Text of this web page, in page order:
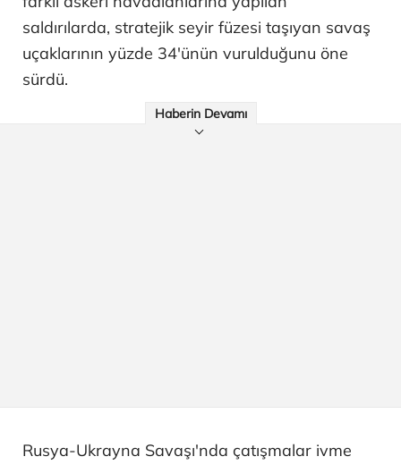
saldırılarda, stratejik seyir füzesi taşıyan savaş
uçaklarının yüzde 34'ünün vurulduğunu öne
sürdü.
Haberin Devamı
Rusya-Ukrayna Savaşı'nda çatışmalar ivme